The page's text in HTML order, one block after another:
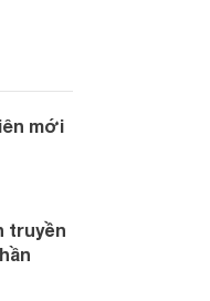
mới
truyền